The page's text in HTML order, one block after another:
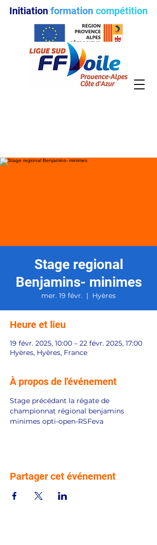
Initiation formation compétition
Stage regional
Benjamins- minimes
mer. 19 févr.
  |
Hyères
Heure et lieu
19 févr. 2025, 10:00 – 22 févr. 2025, 17:00
Hyères, Hyères, France
À propos de l'événement
Stage précédant la régate de
championnat régional benjamins
minimes opti-open-RSFeva
Partager cet événement